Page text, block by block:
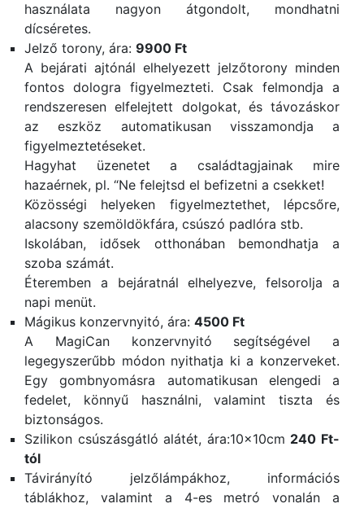
használata nagyon átgondolt, mondhatni
dícséretes.
Jelző torony, ára: 9900 Ft
A bejárati ajtónál elhelyezett jelzőtorony minden
fontos dologra figyelmezteti. Csak felmondja a
rendszeresen elfelejtett dolgokat, és távozáskor
az eszköz automatikusan visszamondja a
figyelmeztetéseket.
Hagyhat üzenetet a családtagjainak mire
hazaérnek, pl. “Ne felejtsd el befizetni a csekket!
Közösségi helyeken figyelmeztethet, lépcsőre,
alacsony szemöldökfára, csúszó padlóra stb.
Iskolában, idősek otthonában bemondhatja a
szoba számát.
Éteremben a bejáratnál elhelyezve, felsorolja a
napi menüt.
Mágikus konzervnyitó, ára: 4500 Ft
A MagiCan konzervnyitó segítségével a
legegyszerűbb módon nyithatja ki a konzerveket.
Egy gombnyomásra automatikusan elengedi a
fedelet, könnyű használni, valamint tiszta és
biztonságos.
Szilikon csúszásgátló alátét, ára:10x10cm 240 Ft-
tól
Távirányító jelzőlámpákhoz, információs
táblákhoz, valamint a 4-es metró vonalán a